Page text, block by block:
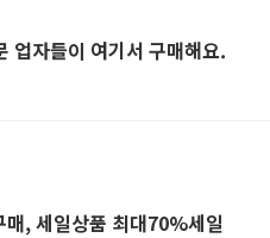
업자들이 여기서 구매해요.
, 세일상품 최대70%세일